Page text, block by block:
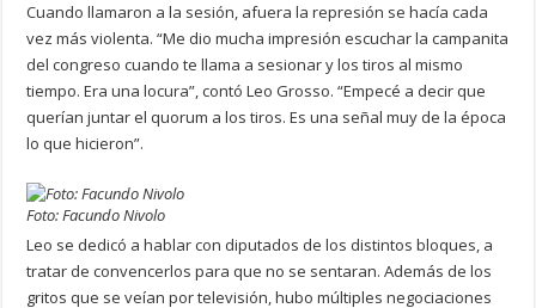
Cuando llamaron a la sesión, afuera la represión se hacía cada
vez más violenta. “Me dio mucha impresión escuchar la campanita
del congreso cuando te llama a sesionar y los tiros al mismo
tiempo. Era una locura”, contó Leo Grosso. “Empecé a decir que
querían juntar el quorum a los tiros. Es una señal muy de la época
lo que hicieron”.
Foto: Facundo Nivolo
Leo se dedicó a hablar con diputados de los distintos bloques, a
tratar de convencerlos para que no se sentaran. Además de los
gritos que se veían por televisión, hubo múltiples negociaciones